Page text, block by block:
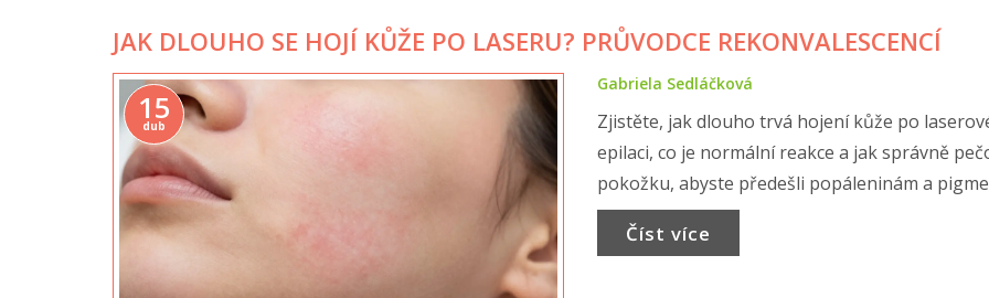
JAK DLOUHO SE HOJÍ KŮŽE PO LASERU? PRŮVODCE REKONVALESCENCÍ
15
dub
Gabriela Sedláčková
Zjistěte, jak dlouho trvá hojení kůže po
epilaci, co je normální reakce a jak správně
pokožku, abyste předešli popáleninám a
Číst více